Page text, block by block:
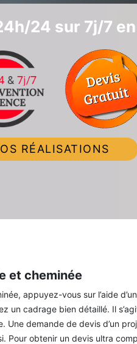
24 sur 7j/7
RÉALISATIONS
et cheminée
appuyez-vous sur l’aide
un cadrage bien détaillé. Il
Une demande de devis d’un
Pour obtenir un devis ultra